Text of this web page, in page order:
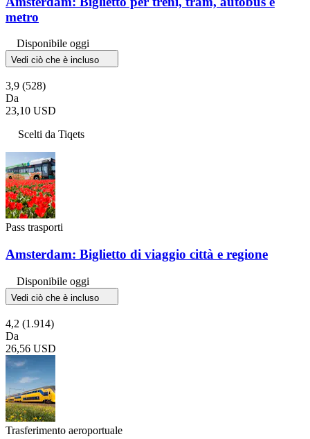
metro
Disponibile oggi
Vedi ciò che è incluso
3,9 (528)
Da
23,10 USD
Scelti da Tiqets
Pass trasporti
Amsterdam: Biglietto di viaggio città e regione
Disponibile oggi
Vedi ciò che è incluso
4,2 (1.914)
Da
26,56 USD
Trasferimento aeroportuale